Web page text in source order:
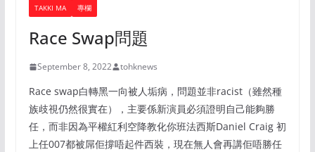
TAKKI MA 專欄
Race Swap問題
September 8, 2022 tohknews
Race swap白轉黑一向被人垢病，問題並非racist（雖然種
族歧視仍然很實在），主要係新演員必須證明自己能夠勝
任，而非因為平權紅利空降教化你班法西斯Daniel Craig 初
上任007都被屌佢撐唔起件西裝，現在無人會再講佢唔勝任